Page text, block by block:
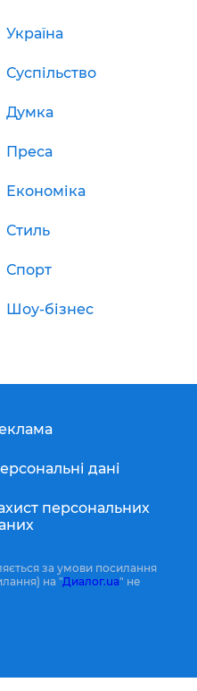
Україна
Суспільство
Думка
Преса
Економіка
Стиль
Спорт
Шоу-бізнес
дані
персональних
за умови посилання
на "Диалог.ua" не